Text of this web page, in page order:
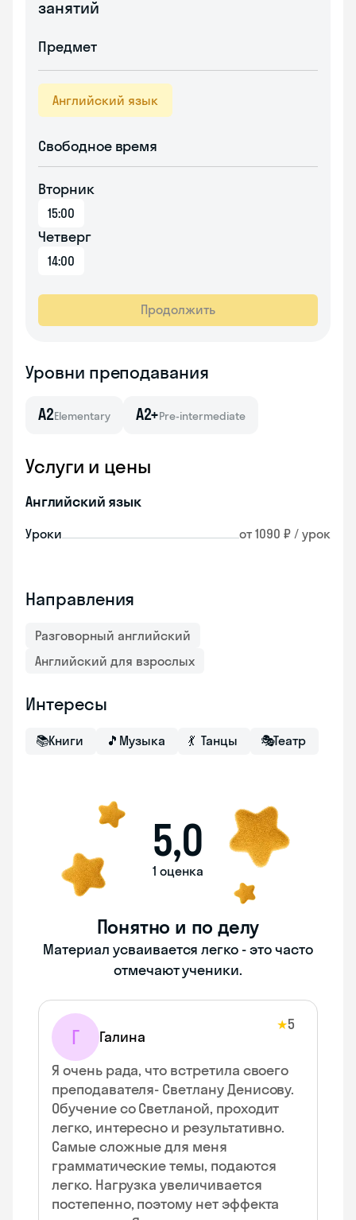
занятий
Предмет
Английский язык
Свободное время
Вторник
15:00
Четверг
14:00
Продолжить
Уровни преподавания
A2Elementary A2+Pre-intermediate
Услуги и цены
Английский язык
Уроки от 1090 ₽ / урок
Направления
Разговорный английский
Английский для взрослых
Интересы
📚Книги 🎵 Музыка 💃 Танцы 🎭Театр
5,0
1 оценка
Понятно и по делу
Материал усваивается легко - это часто
отмечают ученики.
Г Галина
★5
Я очень рада, что встретила своего
преподавателя- Светлану Денисову.
Обучение со Светланой, проходит
легко, интересно и результативно.
Самые сложные для меня
грамматические темы, подаются
легко. Нагрузка увеличивается
постепенно, поэтому нет эффекта